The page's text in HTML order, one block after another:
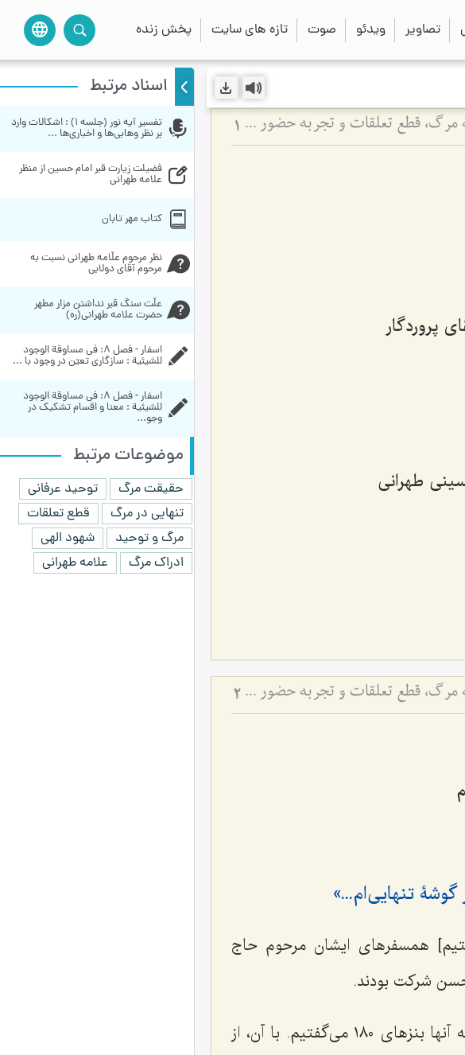
تصاویر ویدئو صوت تازه های سایت پخش زنده language
تنهایی انسان در هنگام مرگ و لقای پروردگار - تنهایی در لحظه مرگ، قطع تعلقات و تجربه حضور خدا در آن لحظه 1
پروردگار
طهرانی
تنهایی انسان در هنگام مرگ و لقای پروردگار - تنهایی در لحظه مرگ، قطع تعلقات و تجربه حضور خدا در آن لحظه 2
گوشۀ تنهایی‌ام...»
همسفرهای ‌ایشان مرحوم حاج
شرکت بودند.
ماشین ایشان از این بنزهای قدیمی بود [که] آن زمان به آنها بنزهای 180 می‌گفتیم. با آن، از
اسناد مرتبط
بر نظر وهابى‌‏ها و اخبارى‌‏ها ...
علامه طهرانی
کتاب مهر تابان
مرحوم آقای دولابی
حضرت علامه طهرانی(ره)
للشيئية : سازگاری تعیّن در وجود با ...
وجو...
موضوعات مرتبط
حقیقت مرگ
توحید عرفانی
تنهایی در مرگ
قطع تعلقات
مرگ و توحید
شهود الهی
ادراک مرگ
علامه طهرانی